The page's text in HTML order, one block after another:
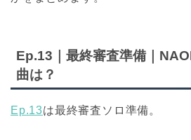
Ep.13｜最終審査準備｜
曲は？
Ep.13は最終審査ソロ準備。